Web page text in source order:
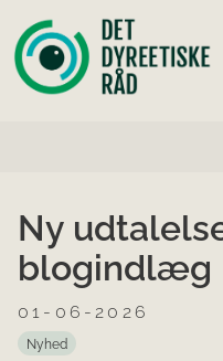
Ny
blogindlæg
01-06-2026
Nyhed